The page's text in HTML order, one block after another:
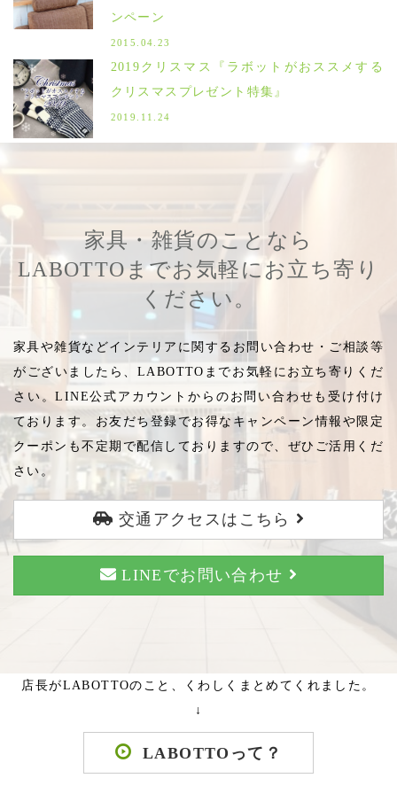
ンペーン
2015.04.23
2019クリスマス『ラボットがおススメする
クリスマスプレゼント特集』
2019.11.24
家具・雑貨のことなら
LABOTTOまでお気軽にお立ち寄り
ください。
家具や雑貨などインテリアに関するお問い合わせ・ご相談等
がございましたら、LABOTTOまでお気軽にお立ち寄りくだ
さい。LINE公式アカウントからのお問い合わせも受け付け
ております。お友だち登録でお得なキャンペーン情報や限定
クーポンも不定期で配信しておりますので、ぜひご活用くだ
さい。
交通アクセスはこちら
LINEでお問い合わせ
店長がLABOTTOのこと、くわしくまとめてくれました。
↓
LABOTTOって？